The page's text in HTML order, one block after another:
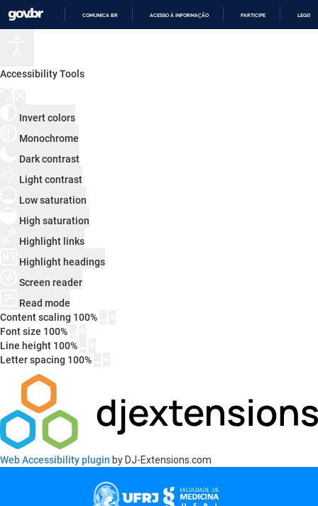
COMUNICA BR ACESSO À INFORMAÇÃO PARTICIPE
Accessibility Tools
Invert colors
Monochrome
Dark contrast
Light contrast
Low saturation
High saturation
Highlight links
Highlight headings
Screen reader
Read mode
Content scaling 100%
Font size 100%
Line height 100%
Letter spacing 100%
Web Accessibility plugin by DJ-Extensions.com